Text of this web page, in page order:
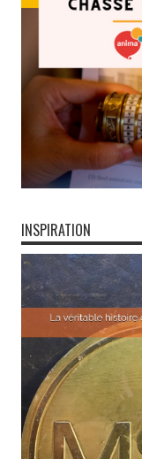
INSPIRATION